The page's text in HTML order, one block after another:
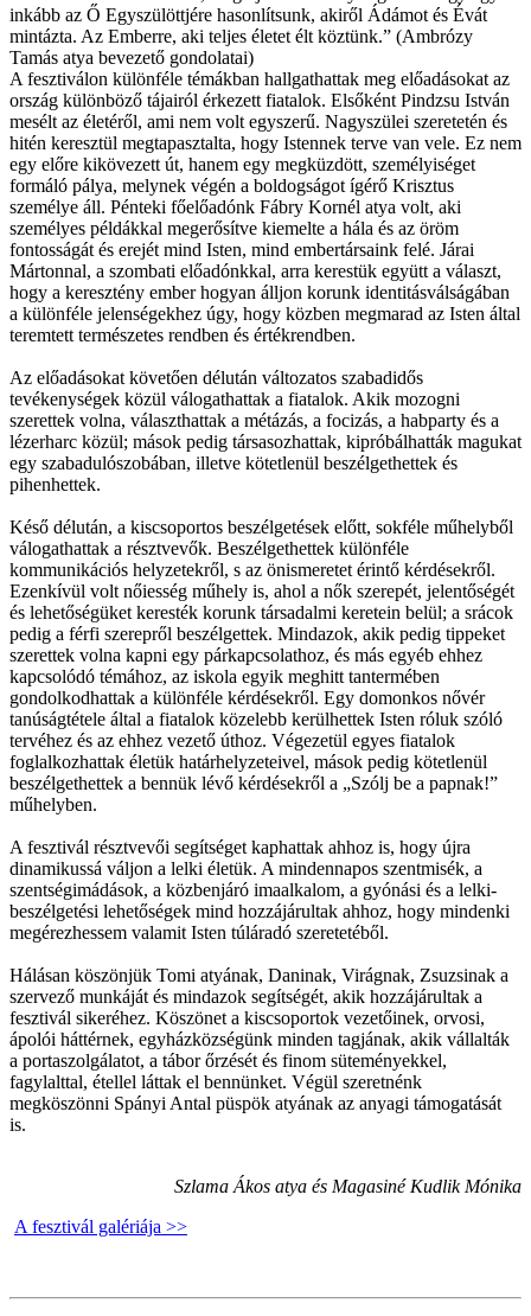
inkább az Ő Egyszülöttjére hasonlítsunk, akiről Ádámot és Évát
mintázta. Az Emberre, aki teljes életet élt köztünk.” (Ambrózy
Tamás atya bevezető gondolatai)
A fesztiválon különféle témákban hallgathattak meg előadásokat az
ország különböző tájairól érkezett fiatalok. Elsőként Pindzsu István
mesélt az életéről, ami nem volt egyszerű. Nagyszülei szeretetén és
hitén keresztül megtapasztalta, hogy Istennek terve van vele. Ez nem
egy előre kikövezett út, hanem egy megküzdött, személyiséget
formáló pálya, melynek végén a boldogságot ígérő Krisztus
személye áll. Pénteki főelőadónk Fábry Kornél atya volt, aki
személyes példákkal megerősítve kiemelte a hála és az öröm
fontosságát és erejét mind Isten, mind embertársaink felé. Járai
Mártonnal, a szombati előadónkkal, arra kerestük együtt a választ,
hogy a keresztény ember hogyan álljon korunk identitásválságában
a különféle jelenségekhez úgy, hogy közben megmarad az Isten által
teremtett természetes rendben és értékrendben.
Az előadásokat követően délután változatos szabadidős
tevékenységek közül válogathattak a fiatalok. Akik mozogni
szerettek volna, választhattak a métázás, a focizás, a habparty és a
lézerharc közül; mások pedig társasozhattak, kipróbálhatták magukat
egy szabadulószobában, illetve kötetlenül beszélgethettek és
pihenhettek.
Késő délután, a kiscsoportos beszélgetések előtt, sokféle műhelyből
válogathattak a résztvevők. Beszélgethettek különféle
kommunikációs helyzetekről, s az önismeretet érintő kérdésekről.
Ezenkívül volt nőiesség műhely is, ahol a nők szerepét, jelentőségét
és lehetőségüket keresték korunk társadalmi keretein belül; a srácok
pedig a férfi szerepről beszélgettek. Mindazok, akik pedig tippeket
szerettek volna kapni egy párkapcsolathoz, és más egyéb ehhez
kapcsolódó témához, az iskola egyik meghitt tantermében
gondolkodhattak a különféle kérdésekről. Egy domonkos nővér
tanúságtétele által a fiatalok közelebb kerülhettek Isten róluk szóló
tervéhez és az ehhez vezető úthoz. Végezetül egyes fiatalok
foglalkozhattak életük határhelyzeteivel, mások pedig kötetlenül
beszélgethettek a bennük lévő kérdésekről a „Szólj be a papnak!”
műhelyben.
A fesztivál résztvevői segítséget kaphattak ahhoz is, hogy újra
dinamikussá váljon a lelki életük. A mindennapos szentmisék, a
szentségimádások, a közbenjáró imaalkalom, a gyónási és a lelki-
beszélgetési lehetőségek mind hozzájárultak ahhoz, hogy mindenki
megérezhessem valamit Isten túláradó szeretetéből.
Hálásan köszönjük Tomi atyának, Daninak, Virágnak, Zsuzsinak a
szervező munkáját és mindazok segítségét, akik hozzájárultak a
fesztivál sikeréhez. Köszönet a kiscsoportok vezetőinek, orvosi,
ápolói háttérnek, egyházközségünk minden tagjának, akik vállalták
a portaszolgálatot, a tábor őrzését és finom süteményekkel,
fagylalttal, étellel láttak el bennünket. Végül szeretnénk
megköszönni Spányi Antal püspök atyának az anyagi támogatását
is.
Szlama Ákos atya és Magasiné Kudlik Mónika
A fesztivál galériája >>